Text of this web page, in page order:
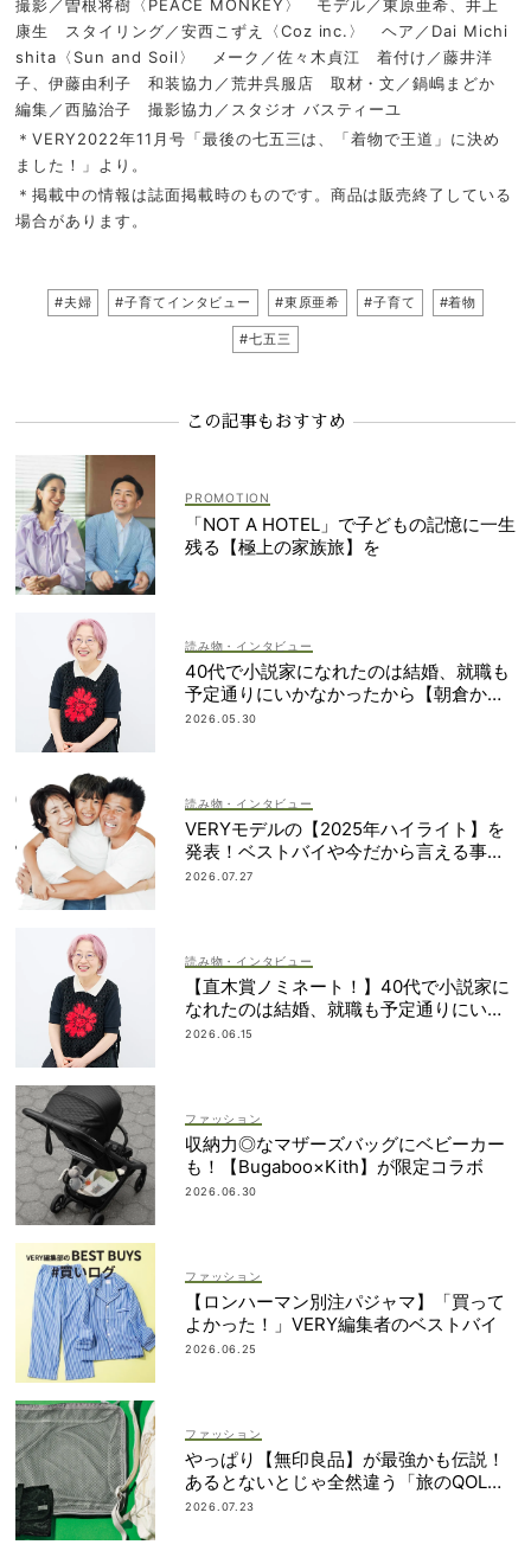
撮影／曽根将樹〈PEACE MONKEY〉 モデル／東原亜希、井上
康生 スタイリング／安西こずえ〈Coz inc.〉 ヘア／Dai Michi
shita〈Sun and Soil〉 メーク／佐々木貞江 着付け／藤井洋
子、伊藤由利子 和装協力／荒井呉服店 取材・文／鍋嶋まどか
編集／西脇治子 撮影協力／スタジオ バスティーユ
＊VERY2022年11月号「最後の七五三は、「着物で王道」に決め
ました！」より。
＊掲載中の情報は誌面掲載時のものです。商品は販売終了している
場合があります。
#夫婦 #子育てインタビュー #東原亜希 #子育て #着物
#七五三
この記事もおすすめ
「NOT A HOTEL」で子どもの記憶に一生
残る【極上の家族旅】を
読み物・インタビュー
40代で小説家になれたのは結婚、就職も
予定通りにいかなかったから【朝倉かす
みさん】
2026.05.30
読み物・インタビュー
VERYモデルの【2025年ハイライト】を
発表！ベストバイや今だから言える事件
簿も大公開
2026.07.27
読み物・インタビュー
【直木賞ノミネート！】40代で小説家に
なれたのは結婚、就職も予定通りにいか
なかったから｜朝倉かすみさん
2026.06.15
ファッション
収納力◎なマザーズバッグにベビーカー
も！【Bugaboo×Kith】が限定コラボ
2026.06.30
ファッション
【ロンハーマン別注パジャマ】「買って
よかった！」VERY編集者のベストバイ
2026.06.25
ファッション
やっぱり【無印良品】が最強かも伝説！
あるとないとじゃ全然違う「旅のQOL爆
上げアイテム」
2026.07.23